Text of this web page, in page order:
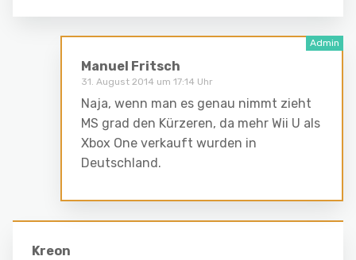
Manuel Fritsch
31. August 2014 um 17:14 Uhr
Naja, wenn man es genau nimmt zieht
MS grad den Kürzeren, da mehr Wii U als
Xbox One verkauft wurden in
Deutschland.
Kreon